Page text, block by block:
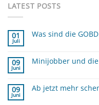
LATEST POSTS
01
Juli
Was sind die
Was
sind
09
Juni
Minijobber und
Minijobber
und
09
Juni
Ab jetzt mehr